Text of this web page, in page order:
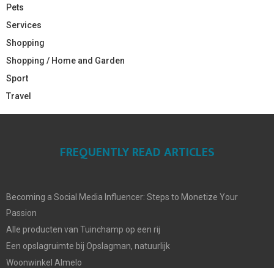
Pets
Services
Shopping
Shopping / Home and Garden
Sport
Travel
FREQUENTLY READ ARTICLES
Becoming a Social Media Influencer: Steps to Monetize Your
Passion
Alle producten van Tuinchamp op een rij
Een opslagruimte bij Opslagman, natuurlijk
Woonwinkel Almelo